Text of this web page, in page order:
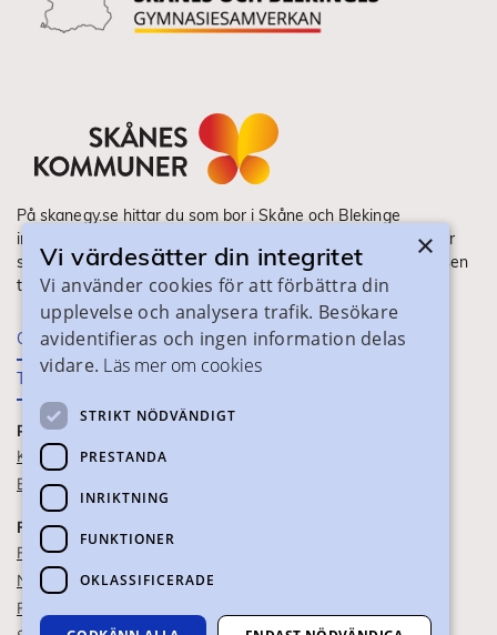
På skanegy.se hittar du som bor i Skåne och Blekinge
information om ditt gymnasieval. Här ser du vilka utbildningar
som finns och hur ansökan och antagning går till. Webbplatsen
tillhandahålls av Skånes Kommuner.
Om webbplatsen
Tillgänglighet
PRAKTISK INFORMATION
Kontaktuppgifter
Blanketter
FÖR SKOLPERSONAL
För SYV
Nationella studievägskoder
För gymnasieskolor
×
Vi värdesätter din integritet
Vi använder cookies för att förbättra din
upplevelse och analysera trafik. Besökare
avidentifieras och ingen information delas
vidare. Läs mer om cookies
STRIKT NÖDVÄNDIGT
PRESTANDA
INRIKTNING
FUNKTIONER
OKLASSIFICERADE